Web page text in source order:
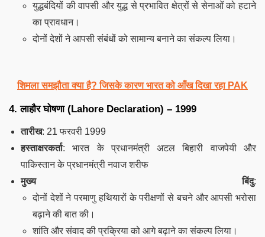
युद्धबंदियों की वापसी और युद्ध से प्रभावित क्षेत्रों से सेनाओं को हटाने
का प्रावधान।
दोनों देशों ने आपसी संबंधों को सामान्य बनाने का संकल्प लिया।
शिमला समझौता क्या है? जिसके कारण भारत को आँख दिखा रहा PAK
4.लाहौर घोषणा (Lahore Declaration) – 1999
तारीख: 21 फरवरी 1999
हस्ताक्षरकर्ता: भारत के प्रधानमंत्री अटल बिहारी वाजपेयी और
पाकिस्तान के प्रधानमंत्री नवाज शरीफ
मुख्य बिंदु:
दोनों देशों ने परमाणु हथियारों के परीक्षणों से बचने और आपसी भरोसा
बढ़ाने की बात की।
शांति और संवाद की प्रक्रिया को आगे बढ़ाने का संकल्प लिया।